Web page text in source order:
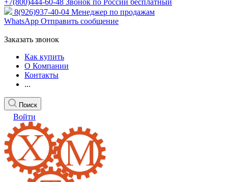
+7(800)444-60-48 Звонок по России бесплатный
8(926)937-40-04 Менеджер по продажам
WhatsApp Отправить сообщение
Заказать звонок
Как купить
О Компании
Контакты
...
Поиск
Войти